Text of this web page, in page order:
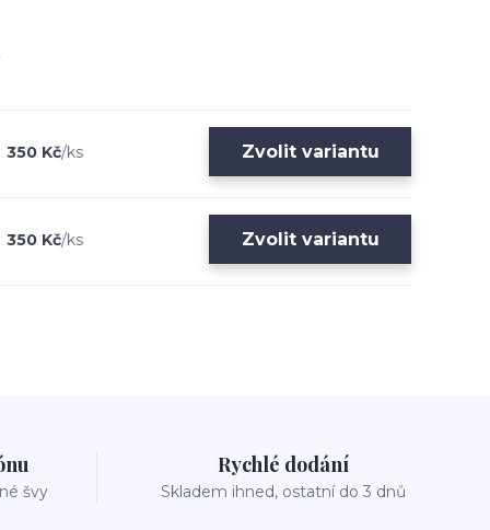
350 Kč/ks Zvolit variantu
350 Kč/ks Zvolit variantu
švy
Rychlé dodání
Skladem ihned, ostatní do 3 dnů